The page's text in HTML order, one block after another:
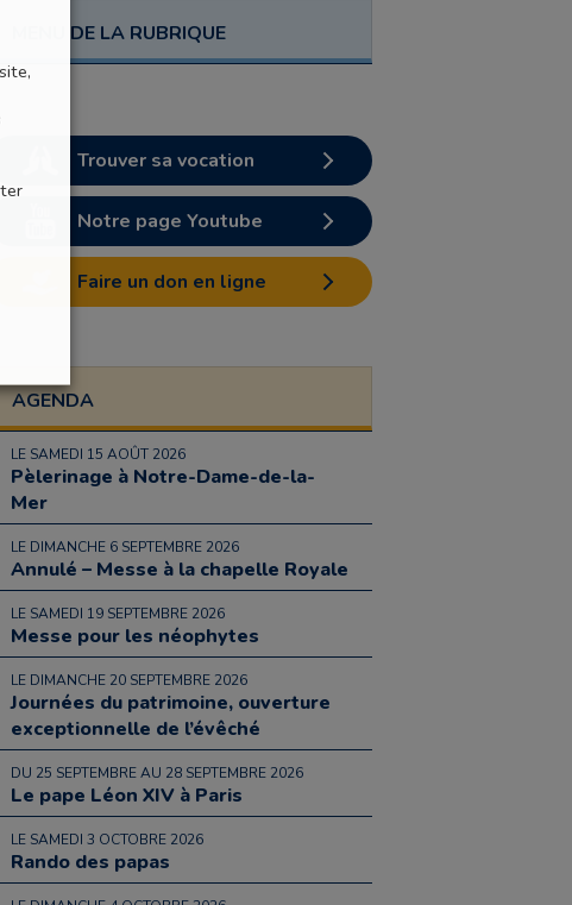
MENU DE LA RUBRIQUE
Trouver sa vocation
Notre page Youtube
Faire un don en ligne
AGENDA
LE SAMEDI 15 AOÛT 2026
Pèlerinage à Notre-Dame-de-la-
Mer
LE DIMANCHE 6 SEPTEMBRE 2026
Annulé – Messe à la chapelle Royale
LE SAMEDI 19 SEPTEMBRE 2026
Messe pour les néophytes
LE DIMANCHE 20 SEPTEMBRE 2026
Journées du patrimoine, ouverture
exceptionnelle de l’évêché
DU 25 SEPTEMBRE AU 28 SEPTEMBRE 2026
Le pape Léon XIV à Paris
LE SAMEDI 3 OCTOBRE 2026
Rando des papas